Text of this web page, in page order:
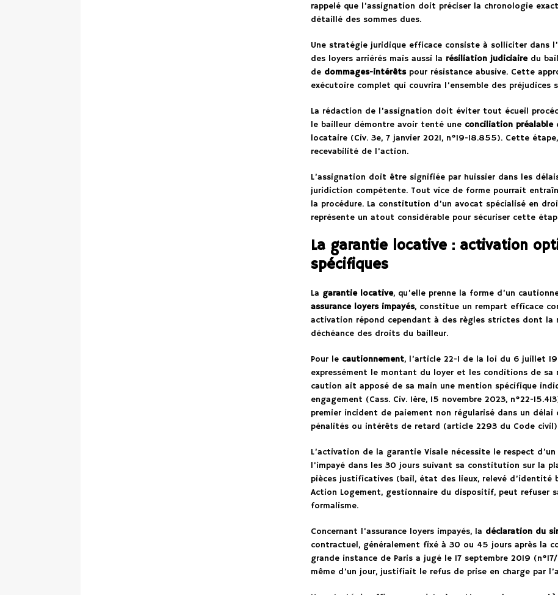
rappelé que l’assignation doit préciser la chronologie
détaillé des sommes dues.
Une stratégie juridique efficace consiste à solliciter dans
des loyers arriérés mais aussi la résiliation judiciairedu
de dommages-intérêtspour résistance abusive. Cette
exécutoire complet qui couvrira l’ensemble des préjudices
La rédaction de l’assignation doit éviter tout écueil
le bailleur démontre avoir tenté une conciliation préalable
locataire (Civ. 3e, 7 janvier 2021, n°19-18.855). Cette
recevabilité de l’action.
L’assignation doit être signifiée par huissier dans les
juridiction compétente. Tout vice de forme pourrait
la procédure. La constitution d’un avocat spécialisé en
représente un atout considérable pour sécuriser cette
La garantie locative : activation
spécifiques
La garantie locative, qu’elle prenne la forme d’un
assurance loyers impayés, constitue un rempart efficace
activation répond cependant à des règles strictes dont la
déchéance des droits du bailleur.
Pour le cautionnement, l’article 22-1 de la loi du 6 juillet
expressément le montant du loyer et les conditions de sa
caution ait apposé de sa main une mention spécifique
engagement (Cass. Civ. 1ère, 15 novembre 2023, n°22-
premier incident de paiement non régularisé dans un délai
pénalités ou intérêts de retard (article 2293 du Code
L’activation de la garantie Visale nécessite le respect d’un
l’impayé dans les 30 jours suivant sa constitution sur la
pièces justificatives (bail, état des lieux, relevé d’identité
Action Logement, gestionnaire du dispositif, peut refuser
formalisme.
Concernant l’assurance loyers impayés, la déclaration du
contractuel, généralement fixé à 30 ou 45 jours après la
grande instance de Paris a jugé le 17 septembre 2019
même d’un jour, justifiait le refus de prise en charge par